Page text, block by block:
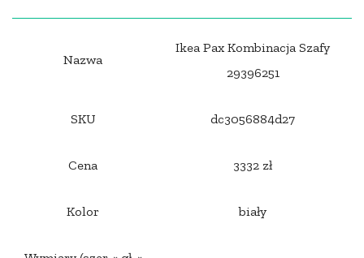
Nazwa
Ikea Pax Kombinacja Szafy
29396251
SKU dc3056884d27
Cena 3332 zł
Kolor biały